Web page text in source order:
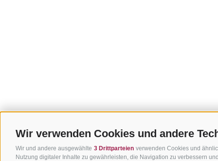
Wir verwenden Cookies und andere
Wir und andere ausgewählte 3 Drittparteien verwenden Cookies und
Nutzung digitaler Inhalte zu gewährleisten, die Navigation zu verbessern